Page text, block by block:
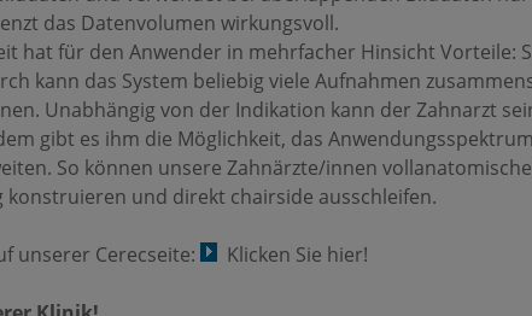
das Datenvolumen wirkungsvoll.
hat für den Anwender in mehrfacher Hinsicht Vorteile:
kann das System beliebig viele Aufnahmen
Unabhängig von der Indikation kann der Zahnarzt
gibt es ihm die Möglichkeit, das Anwendungsspektrum
So können unsere Zahnärzte/innen
und direkt chairside ausschleifen.
unserer Cerecseite: Klicken Sie hier!